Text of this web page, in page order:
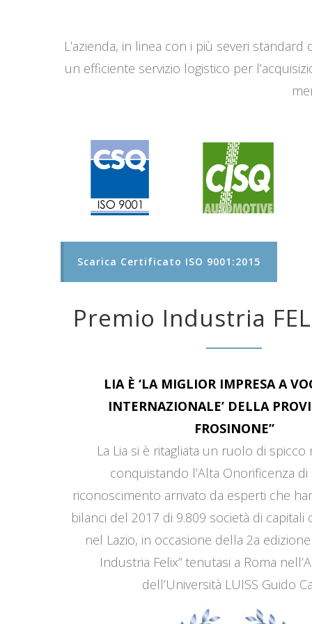
L’azienda, in linea con i più severi
un efficiente servizio logistico per
Scarica Certificato ISO 9001:2015
Premio Industria
LIA È ‘LA MIGLIOR IMPRESA A
INTERNAZIONALE’ DELLA
FROSINONE”
La Lia si è ritagliata un ruolo di
conquistando l’Alta Onorificenza di
riconoscimento arrivato da esperti che
bilanci del 2017 di 9.809 società di capitali
nel Lazio, in occasione della 2a
Industria Felix” tenutasi a Roma
dell’Università LUISS Guido